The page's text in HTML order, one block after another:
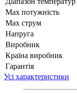
Max потужність
Max струм
Напруга
Виробник
Країна виробник
Гарантія
Усі характеристики